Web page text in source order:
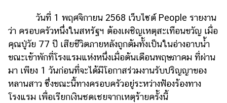
รถยนต์
บ้าน
และ
การ
ตกแต่ง
วันที่ 1 พฤศจิกายน 2568 เว็บไซต์ People รายงาน
ว่า ครอบครัวหนึ่งในสหรัฐฯ ต้องเผชิญเหตุสะเทือนขวัญ เมื่อ
คุณปู่วัย 77 ปี เสียชีวิตภายหลังถูกต้มทั้งเป็นในอ่างอาบน้ำ
ขณะเข้าพักที่โรงแรมแห่งหนึ่งเมื่อต้นเดือนพฤษภาคม ที่ผ่าน
มา เพียง 1 วันก่อนที่จะได้มีโอกาสร่วมงานรับปริญญาของ
หลานสาว ซึ่งขณะนี้ทางครอบครัวอยู่ระหว่างฟ้องร้องทาง
โรงแรม เพื่อเรียกเงินชดเชยจากเหตุร้ายครั้งนี้